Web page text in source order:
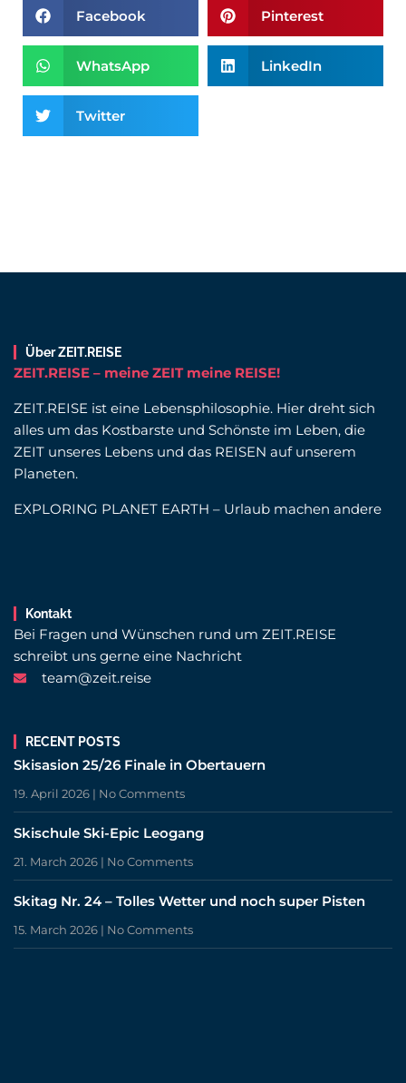
Facebook Pinterest
WhatsApp LinkedIn
Twitter
Über ZEIT.REISE
ZEIT.REISE – meine ZEIT meine REISE!
ZEIT.REISE ist eine Lebensphilosophie. Hier dreht sich
alles um das Kostbarste und Schönste im Leben, die
ZEIT unseres Lebens und das REISEN auf unserem
Planeten.
EXPLORING PLANET EARTH – Urlaub machen andere
Kontakt
Bei Fragen und Wünschen rund um ZEIT.REISE
schreibt uns gerne eine Nachricht
team@zeit.reise
RECENT POSTS
Skisasion 25/26 Finale in Obertauern
19. April 2026 No Comments
Skischule Ski-Epic Leogang
21. March 2026 No Comments
Skitag Nr. 24 – Tolles Wetter und noch super Pisten
15. March 2026 No Comments